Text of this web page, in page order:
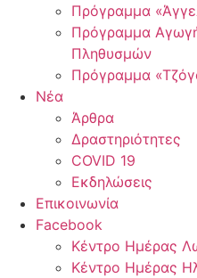
Πρόγραμμα
Πρόγραμμα
Πληθυσμών
Πρόγραμμα
Νέα
Άρθρα
Δραστηριότητες
COVID 19
Εκδηλώσεις
Επικοινωνία
Facebook
Κέντρο Ημέρας
Κέντρο Ημέρας